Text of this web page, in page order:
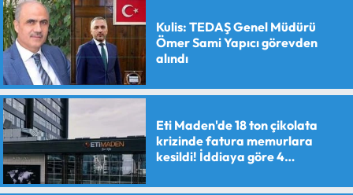
Kulis: TEDAŞ Genel Müdürü
Ömer Sami Yapıcı görevden
alındı
Eti Maden'de 18 ton çikolata
krizinde fatura memurlara
kesildi! İddiaya göre 4
verildi